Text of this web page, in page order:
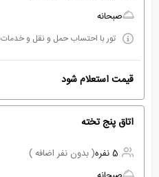
صبحانه
تور با احتساب حمل و نقل و خدمات
قیمت استعلام شود
اتاق پنج تخته
5 نفره
( بدون نفر اضافه )